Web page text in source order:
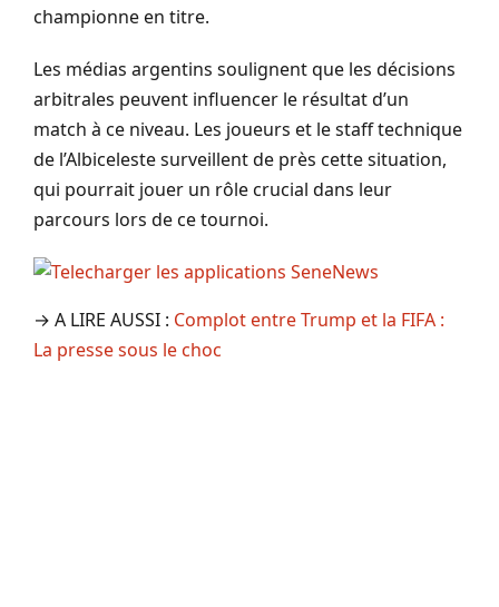
championne en titre.
Les médias argentins soulignent que les décisions
arbitrales peuvent influencer le résultat d’un
match à ce niveau. Les joueurs et le staff technique
de l’Albiceleste surveillent de près cette situation,
qui pourrait jouer un rôle crucial dans leur
parcours lors de ce tournoi.
→ A LIRE AUSSI : Complot entre Trump et la FIFA :
La presse sous le choc